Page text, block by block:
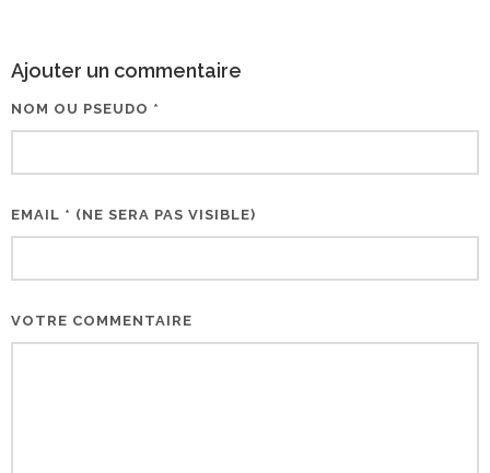
Ajouter un commentaire
NOM OU PSEUDO *
EMAIL * (NE SERA PAS VISIBLE)
VOTRE COMMENTAIRE